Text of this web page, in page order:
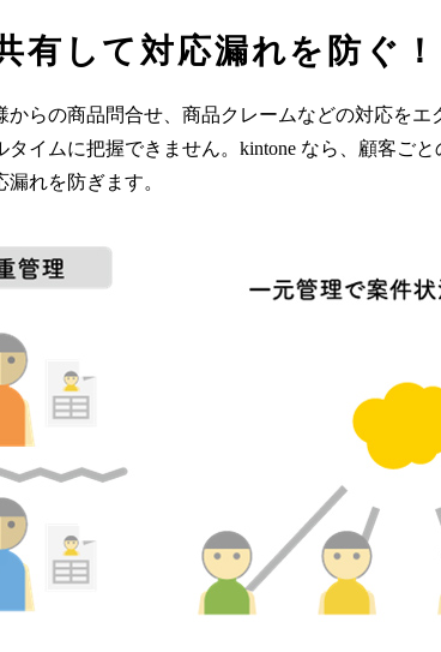
有して対応漏れを防ぐ！
らの商品問合せ、商品クレームなどの対応をエ
イムに把握できません。kintone なら、顧客ご
れを防ぎます。